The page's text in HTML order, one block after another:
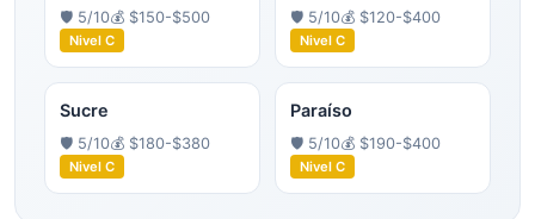
🛡️ 5/10💰 $150-$500
Nivel C
🛡️ 5/10💰 $120-$400
Nivel C
Sucre
🛡️ 5/10💰 $180-$380
Nivel C
Paraíso
🛡️ 5/10💰 $190-$400
Nivel C